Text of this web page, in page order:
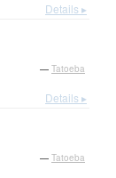
Details ▸
— Tatoeba
Details ▸
— Tatoeba